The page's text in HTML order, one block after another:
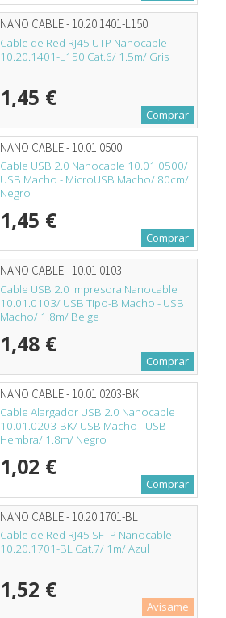
NANO CABLE - 10.20.1401-L150
Cable de Red RJ45 UTP Nanocable
10.20.1401-L150 Cat.6/ 1.5m/ Gris
1,45 €
Comprar
NANO CABLE - 10.01.0500
Cable USB 2.0 Nanocable 10.01.0500/
USB Macho - MicroUSB Macho/ 80cm/
Negro
1,45 €
Comprar
NANO CABLE - 10.01.0103
Cable USB 2.0 Impresora Nanocable
10.01.0103/ USB Tipo-B Macho - USB
Macho/ 1.8m/ Beige
1,48 €
Comprar
NANO CABLE - 10.01.0203-BK
Cable Alargador USB 2.0 Nanocable
10.01.0203-BK/ USB Macho - USB
Hembra/ 1.8m/ Negro
1,02 €
Comprar
NANO CABLE - 10.20.1701-BL
Cable de Red RJ45 SFTP Nanocable
10.20.1701-BL Cat.7/ 1m/ Azul
1,52 €
Avísame